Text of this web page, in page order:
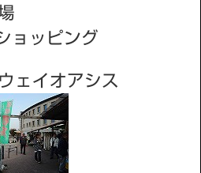
ピング
ェイオアシス